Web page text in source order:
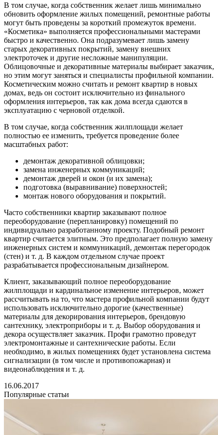
В том случае, когда собственник желает лишь минимально
обновить оформление жилых помещений, ремонтные работы
могут быть проведены за короткий промежуток времени.
«Косметика» выполняется профессиональными мастерами
быстро и качественно. Она подразумевает лишь замену
старых декоративных покрытий, замену внешних
электроточек и другие несложные манипуляции.
Облицовочные и декоративные материалы выбирает заказчик,
но этим могут заняться и специалисты профильной компании.
Косметическим можно считать и ремонт квартир в новых
домах, ведь он состоит исключительно из финального
оформления интерьеров, так как дома всегда сдаются в
эксплуатацию с черновой отделкой.
В том случае, когда собственник жилплощади желает
полностью ее изменить, требуется проведение более
масштабных работ:
демонтаж декоративной облицовки;
замена инженерных коммуникаций;
демонтаж дверей и окон (и их замена);
подготовка (выравнивание) поверхностей;
монтаж нового оборудования и покрытий.
Часто собственники квартир заказывают полное
переоборудование (перепланировку) помещений по
индивидуально разработанному проекту. Подобный ремонт
квартир считается элитным. Это предполагает полную замену
инженерных систем и коммуникаций, демонтаж перегородок
(стен) и т. д. В каждом отдельном случае проект
разрабатывается профессиональным дизайнером.
Клиент, заказывающий полное переоборудование
жилплощади и кардинальное изменение интерьеров, может
рассчитывать на то, что мастера профильной компании будут
использовать исключительно дорогие (качественные)
материалы для декорирования интерьеров, брендовую
сантехнику, электроприборы и т. д. Выбор оборудования и
декора осуществляет заказчик. Профи грамотно проведут
электромонтажные и сантехнические работы. Если
необходимо, в жилых помещениях будет установлена система
сигнализации (в том числе и противопожарная) и
видеонаблюдения и т. д.
16.06.2017
Популярные статьи